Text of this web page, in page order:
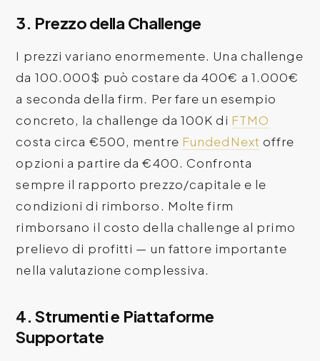
3. Prezzo della Challenge
I prezzi variano enormemente. Una challenge
da 100.000$ può costare da 400€ a 1.000€
a seconda della firm. Per fare un esempio
concreto, la challenge da 100K di FTMO
costa circa €500, mentre FundedNext offre
opzioni a partire da €400. Confronta
sempre il rapporto prezzo/capitale e le
condizioni di rimborso. Molte firm
rimborsano il costo della challenge al primo
prelievo di profitti — un fattore importante
nella valutazione complessiva.
4. Strumenti e Piattaforme
Supportate